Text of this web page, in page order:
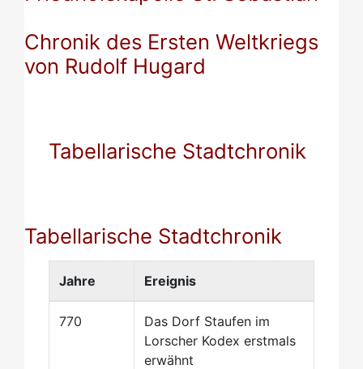
Chronik des Ersten Weltkriegs
von Rudolf Hugard
Tabellarische Stadtchronik
Tabellarische Stadtchronik
Jahre Ereignis
770
Das Dorf Staufen im
Lorscher Kodex erstmals
erwähnt